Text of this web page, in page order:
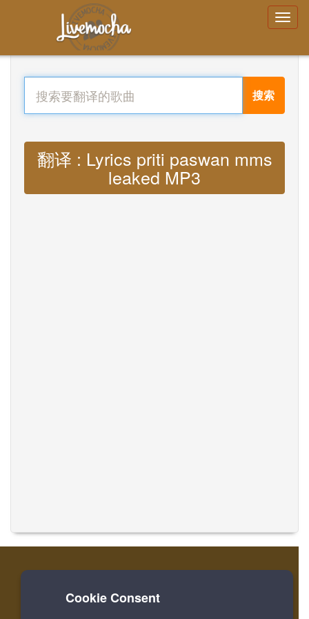
搜索
翻译 : Lyrics priti paswan mms
leaked MP3
家 登录 寄存器
Cookie Consent